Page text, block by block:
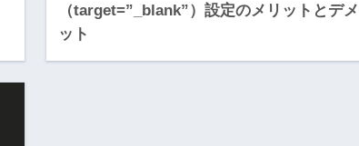
（target=”_blank”）設定のメリットとデ
ット